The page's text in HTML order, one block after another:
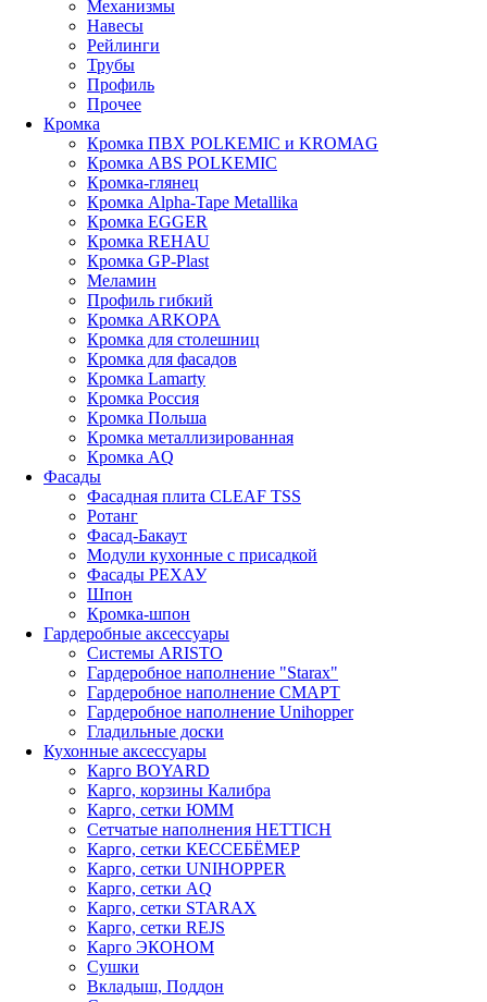
Механизмы
Навесы
Рейлинги
Трубы
Профиль
Прочее
Кромка
Кромка ПВХ POLKEMIC и KROMAG
Кромка ABS POLKEMIС
Кромка-глянец
Кромка Alpha-Tape Metallika
Кромка EGGER
Кромка REHAU
Кромка GP-Plast
Меламин
Профиль гибкий
Кромка ARKOPA
Кромка для столешниц
Кромка для фасадов
Кромка Lamarty
Кромка Россия
Кромка Польша
Кромка металлизированная
Кромка AQ
Фасады
Фасадная плита CLEAF TSS
Ротанг
Фасад-Бакаут
Модули кухонные с присадкой
Фасады РЕХАУ
Шпон
Кромка-шпон
Гардеробные аксессуары
Системы ARISTO
Гардеробное наполнение "Starax"
Гардеробное наполнение СМАРТ
Гардеробное наполнение Unihopper
Гладильные доски
Кухонные аксессуары
Карго BOYARD
Карго, корзины Калибра
Карго, сетки ЮММ
Сетчатые наполнения HETTICH
Карго, сетки КЕССЕБЁМЕР
Карго, сетки UNIHOPPER
Карго, сетки AQ
Карго, сетки STARAX
Карго, сетки REJS
Карго ЭКОНОМ
Сушки
Вкладыш, Поддон